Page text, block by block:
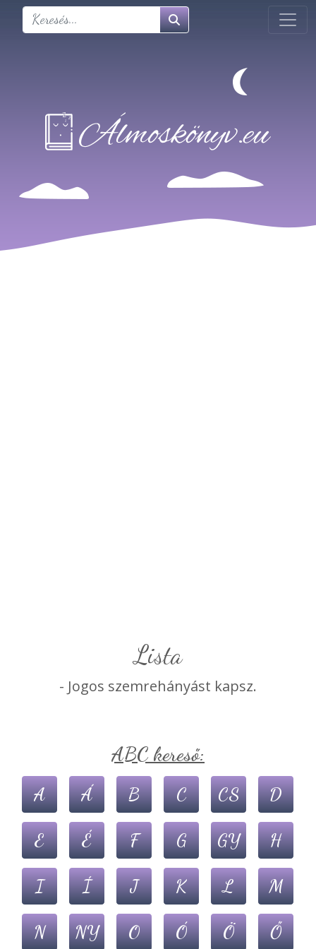
lista
- Jogos szemrehányást kapsz.
ABC kereső:
A Á B C CS D
E É F G GY H
I Í J K L M
N NY O Ó Ö Ő